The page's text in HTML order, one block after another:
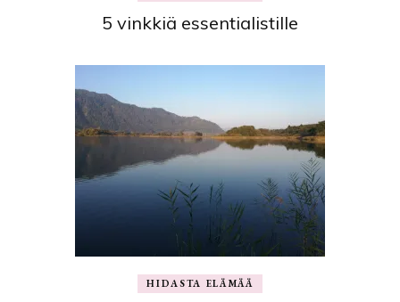
5 vinkkiä essentialistille
HIDASTA ELÄMÄÄ